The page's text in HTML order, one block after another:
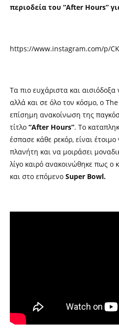
περιοδεία του “After Hours”
https://www.instagram.com/p/
Τα πιο ευχάριστα και
αλλά και σε όλο τον κόσμο, ο
επίσημη ανακοίνωση της
τίτλο “After Hours”. Το
έσπασε κάθε ρεκόρ, είναι
πλανήτη και να μοιράσει
λίγο καιρό ανακοινώθηκε πως ο
και στο επόμενο Super Bowl.